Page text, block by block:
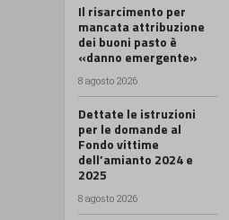
Il risarcimento per
mancata attribuzione
dei buoni pasto è
«danno emergente»
8 agosto 2026
Dettate le istruzioni
per le domande al
Fondo vittime
dell’amianto 2024 e
2025
8 agosto 2026